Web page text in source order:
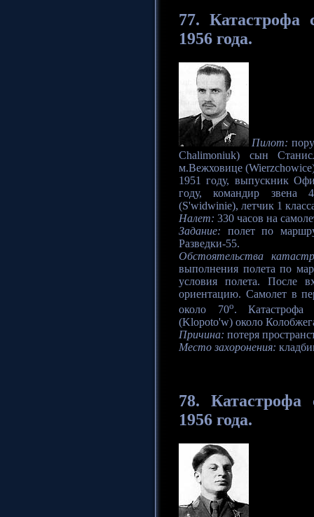
77. Катастрофа
1956 года.
Пилот:
Chalimoniuk) сын
м.Вежховице
1951 году, выпускник
году, командир звена
(S'widwinie), летчик 1
Налет: 330 часов на
Задание: полет по
Разведки-55.
Обстоятельства
выполнения полета по
условия полета. После
ориентацию. Самолет в
около 70o. Катастрофа
(Klopoto'w) около
Причина: потеря
Место захоронения:
78. Катастрофа
1956 года.